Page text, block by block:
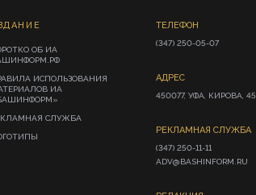
ОБ ИА
ИСПОЛЬЗОВАНИЯ
ИА
СЛУЖБА
ТЕЛЕФОН
(347) 250-05-07
АДРЕС
450077, УФА, КИРОВА, 45
РЕКЛАМНАЯ СЛУЖБА
(347) 250-11-11
ADV@BASHINFORM.RU